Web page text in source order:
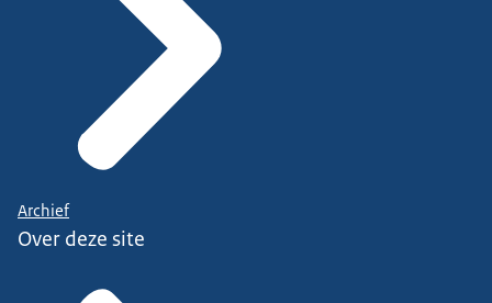
Archief
Over deze site